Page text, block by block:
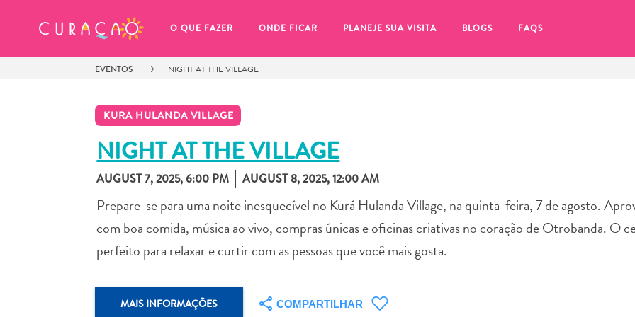
O QUE FAZER ONDE FICAR PLANEJE SUA VISITA BLOGS FAQS
EVENTOS NIGHT AT THE VILLAGE
KURA HULANDA VILLAGE
NIGHT AT THE VILLAGE
AUGUST 7, 2025, 6:00 PM AUGUST 8, 2025, 12:00 AM
Prepare-se para uma noite inesquecível no Kurá Hulanda Village, na quinta-feira, 7 de agosto.
com boa comida, música ao vivo, compras únicas e oficinas criativas no coração de Otrobanda. O
perfeito para relaxar e curtir com as pessoas que você mais gosta.
MAIS INFORMAÇÕES COMPARTILHAR
MEUS FAVORITOS
Você ainda não salvou nenhum
Sempre que você quiser salvar algo para mais tarde, certifique-se de clicar no